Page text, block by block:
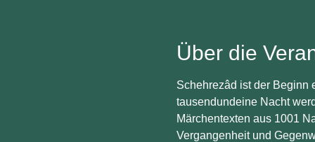
Über die
Schehrezâd ist der Beginn
tausendundeine Nacht
Märchentexten aus 1001
Vergangenheit und